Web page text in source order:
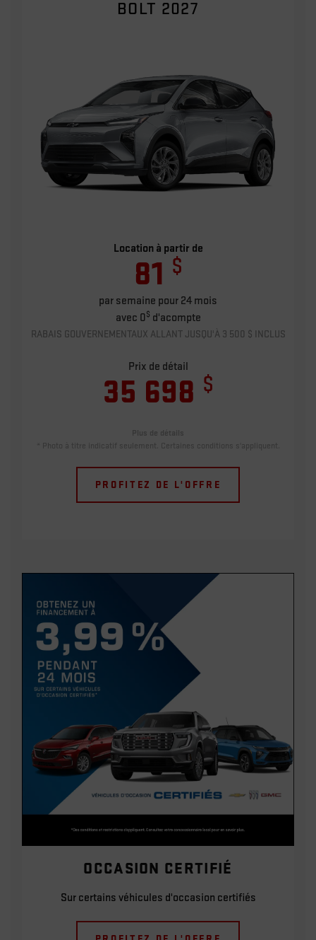
BOLT 2027
Location à partir de
81 $
par semaine pour 24 mois
avec 0$ d'acompte
RABAIS GOUVERNEMENTAUX ALLANT JUSQU'À 3 500 $ INCLUS
Prix de détail
35 698 $
PROFITEZ DE L'OFFRE
OCCASION CERTIFIÉ
Sur certains véhicules d'occasion certifiés